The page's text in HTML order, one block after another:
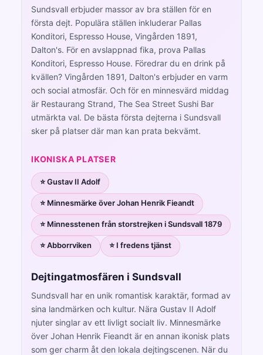
Sundsvall erbjuder massor av bra ställen för en
första dejt. Populära ställen inkluderar Pallas
Konditori, Espresso House, Vingården 1891,
Dalton's. För en avslappnad fika, prova Pallas
Konditori, Espresso House. Föredrar du en drink på
kvällen? Vingården 1891, Dalton's erbjuder en varm
och social atmosfär. Och för en minnesvärd middag
är Restaurang Strand, The Sea Street Sushi Bar
utmärkta val. De bästa första dejterna i Sundsvall
sker på platser där man kan prata bekvämt.
IKONISKA PLATSER
⭐ Gustav II Adolf
⭐ Minnesmärke över Johan Henrik Fieandt
⭐ Minnesstenen från storstrejken i Sundsvall 1879
⭐ Abborrviken ⭐ I fredens tjänst
Dejtingatmosfären i Sundsvall
Sundsvall har en unik romantisk karaktär, formad av
sina landmärken och kultur. Nära Gustav II Adolf
njuter singlar av ett livligt socialt liv. Minnesmärke
över Johan Henrik Fieandt är en annan ikonisk plats
som ger charm åt den lokala dejtingscenen. När du